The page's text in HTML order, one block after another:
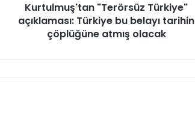
olacak
Kurtulmuş'tan "Terörsüz Türkiye"
açıklaması: Türkiye bu belayı tarihin
çöplüğüne atmış olacak